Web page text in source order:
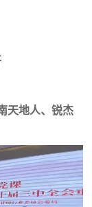
天地人、锐杰